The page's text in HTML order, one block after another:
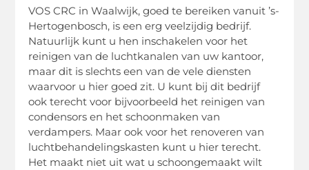
VOS CRC in Waalwijk, goed te bereiken vanuit ’s-
Hertogenbosch, is een erg veelzijdig bedrijf.
Natuurlijk kunt u hen inschakelen voor het
reinigen van de luchtkanalen van uw kantoor,
maar dit is slechts een van de vele diensten
waarvoor u hier goed zit. U kunt bij dit bedrijf
ook terecht voor bijvoorbeeld het reinigen van
condensors en het schoonmaken van
verdampers. Maar ook voor het renoveren van
luchtbehandelingskasten kunt u hier terecht.
Het maakt niet uit wat u schoongemaakt wilt